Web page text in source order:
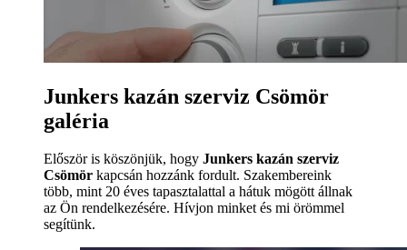
Junkers kazán szerviz Csömör
galéria
Először is köszönjük, hogy Junkers kazán szerviz
Csömör kapcsán hozzánk fordult. Szakembereink
több, mint 20 éves tapasztalattal a hátuk mögött állnak
az Ön rendelkezésére. Hívjon minket és mi örömmel
segítünk.